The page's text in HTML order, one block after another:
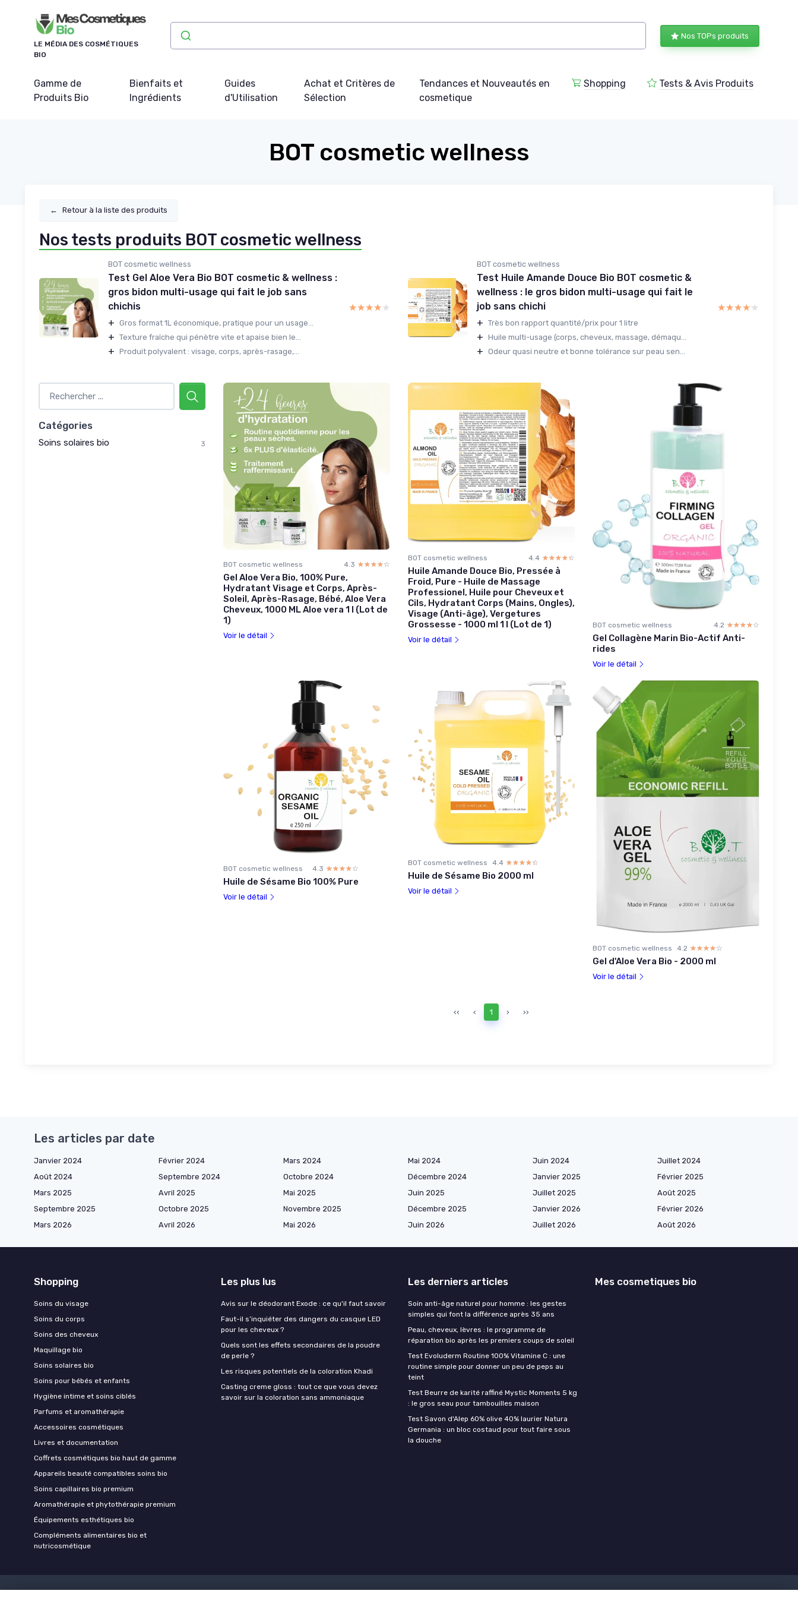
LE MÉDIA DES COSMÉTIQUES
BIO
Nos TOPs produits
Gamme de
Produits Bio
Bienfaits et
Ingrédients
Guides
d'Utilisation
Achat et Critères de
Sélection
Tendances et Nouveautés en
cosmetique
Shopping Tests & Avis Produits
BOT cosmetic wellness
← Retour à la liste des produits
Nos tests produits BOT cosmetic wellness
BOT cosmetic wellness
Test Gel Aloe Vera Bio BOT cosmetic & wellness :
gros bidon multi-usage qui fait le job sans
chichis
+ Gros format 1L économique, pratique pour un usage...
+ Texture fraîche qui pénètre vite et apaise bien le...
+ Produit polyvalent : visage, corps, après-rasage,...
★★★★★
★★★★★
BOT cosmetic wellness
Test Huile Amande Douce Bio BOT cosmetic &
wellness : le gros bidon multi-usage qui fait le
job sans chichi
+ Très bon rapport quantité/prix pour 1 litre
+ Huile multi-usage (corps, cheveux, massage, démaqu...
+ Odeur quasi neutre et bonne tolérance sur peau sen...
★★★★★
★★★★★
Catégories
Soins solaires bio 3
BOT cosmetic wellness 4.3 ☆☆☆☆☆
★★★★★
Gel Aloe Vera Bio, 100% Pure,
Hydratant Visage et Corps, Après-
Soleil, Après-Rasage, Bébé, Aloe Vera
Cheveux, 1000 ML Aloe vera 1 l (Lot de
1)
Voir le détail
BOT cosmetic wellness 4.4 ☆☆☆☆☆
★★★★★
Huile Amande Douce Bio, Pressée à
Froid, Pure - Huile de Massage
Professionel, Huile pour Cheveux et
Cils, Hydratant Corps (Mains, Ongles),
Visage (Anti-âge), Vergetures
Grossesse - 1000 ml 1 l (Lot de 1)
Voir le détail
BOT cosmetic wellness 4.2 ☆☆☆☆☆
★★★★★
Gel Collagène Marin Bio-Actif Anti-
rides
Voir le détail
BOT cosmetic wellness 4.3 ☆☆☆☆☆
★★★★★
Huile de Sésame Bio 100% Pure
Voir le détail
BOT cosmetic wellness 4.4 ☆☆☆☆☆
★★★★★
Huile de Sésame Bio 2000 ml
Voir le détail
BOT cosmetic wellness 4.2 ☆☆☆☆☆
★★★★★
Gel d'Aloe Vera Bio - 2000 ml
Voir le détail
‹‹ ‹ 1 › ››
Les articles par date
Janvier 2024 Février 2024 Mars 2024 Mai 2024 Juin 2024
Juillet 2024
Août 2024
Septembre 2024 Octobre 2024 Décembre 2024 Janvier 2025
Février 2025
Mars 2025
Avril 2025 Mai 2025 Juin 2025 Juillet 2025
Août 2025
Septembre 2025
Octobre 2025 Novembre 2025 Décembre 2025 Janvier 2026
Février 2026
Mars 2026
Avril 2026 Mai 2026 Juin 2026 Juillet 2026 Août 2026
Shopping
Soins du visage
Soins du corps
Soins des cheveux
Maquillage bio
Soins solaires bio
Soins pour bébés et enfants
Hygiène intime et soins ciblés
Parfums et aromathérapie
Accessoires cosmétiques
Livres et documentation
Coffrets cosmétiques bio haut de gamme
Appareils beauté compatibles soins bio
Soins capillaires bio premium
Aromathérapie et phytothérapie premium
Équipements esthétiques bio
Compléments alimentaires bio et
nutricosmétique
Les plus lus
Avis sur le déodorant Exode : ce qu'il faut savoir
Faut-il s’inquiéter des dangers du casque LED
pour les cheveux ?
Quels sont les effets secondaires de la poudre
de perle ?
Les risques potentiels de la coloration Khadi
Casting creme gloss : tout ce que vous devez
savoir sur la coloration sans ammoniaque
Les derniers articles
Soin anti-âge naturel pour homme : les gestes
simples qui font la différence après 35 ans
Peau, cheveux, lèvres : le programme de
réparation bio après les premiers coups de soleil
Test Evoluderm Routine 100% Vitamine C : une
routine simple pour donner un peu de peps au
teint
Test Beurre de karité raffiné Mystic Moments 5 kg
: le gros seau pour tambouilles maison
Test Savon d'Alep 60% olive 40% laurier Natura
Germania : un bloc costaud pour tout faire sous
la douche
Mes cosmetiques bio